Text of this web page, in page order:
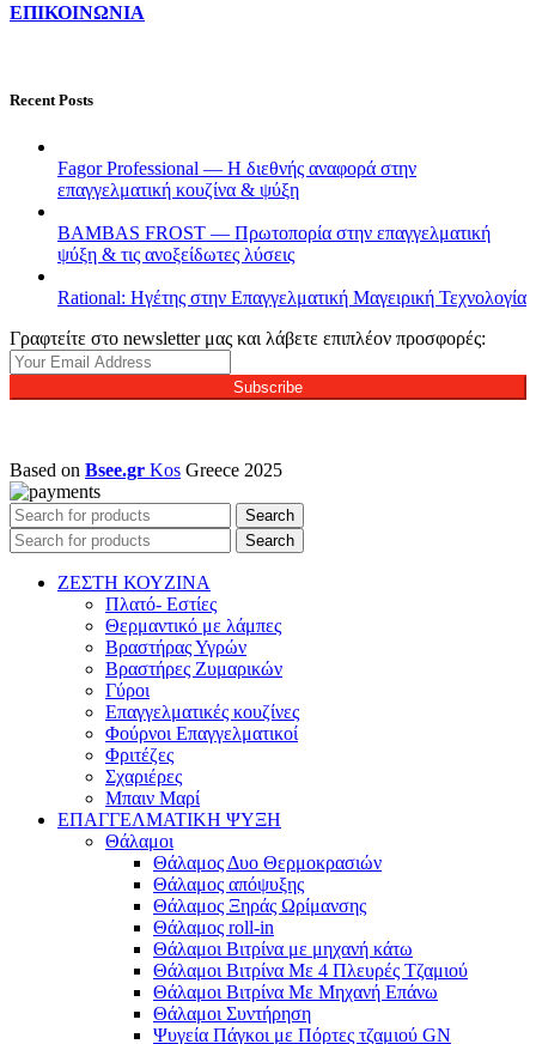
ΕΠΙΚΟΙΝΩΝΙΑ
Recent Posts
Fagor Professional — Η διεθνής αναφορά στην
επαγγελματική κουζίνα & ψύξη
BAMBAS FROST — Πρωτοπορία στην επαγγελματική
ψύξη & τις ανοξείδωτες λύσεις
Rational: Ηγέτης στην Επαγγελματική Μαγειρική Τεχνολογία
Γραφτείτε στο newsletter μας και λάβετε επιπλέον προσφορές:
Subscribe
Based on Bsee.gr Kos Greece 2025
Search
Search
ΖΕΣΤΗ ΚΟΥΖΙΝΑ
Πλατό- Εστίες
Θερμαντικό με λάμπες
Βραστήρας Υγρών
Βραστήρες Ζυμαρικών
Γύροι
Επαγγελματικές κουζίνες
Φούρνοι Επαγγελματικοί
Φριτέζες
Σχαριέρες
Μπαιν Μαρί
ΕΠΑΓΓΕΛΜΑΤΙΚΗ ΨΥΞΗ
Θάλαμοι
Θάλαμος Δυο Θερμοκρασιών
Θάλαμος απόψυξης
Θάλαμος Ξηράς Ωρίμανσης
Θάλαμος roll-in
Θάλαμοι Βιτρίνα με μηχανή κάτω
Θάλαμοι Βιτρίνα Με 4 Πλευρές Τζαμιού
Θάλαμοι Βιτρίνα Με Μηχανή Επάνω
Θάλαμοι Συντήρηση
Ψυγεία Πάγκοι με Πόρτες τζαμιού GN